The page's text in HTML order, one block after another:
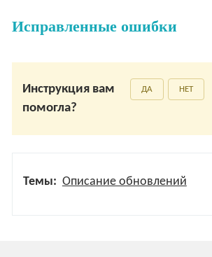
Исправленные ошибки
Инструкция вам
помогла?
ДА НЕТ
Темы: Описание обновлений